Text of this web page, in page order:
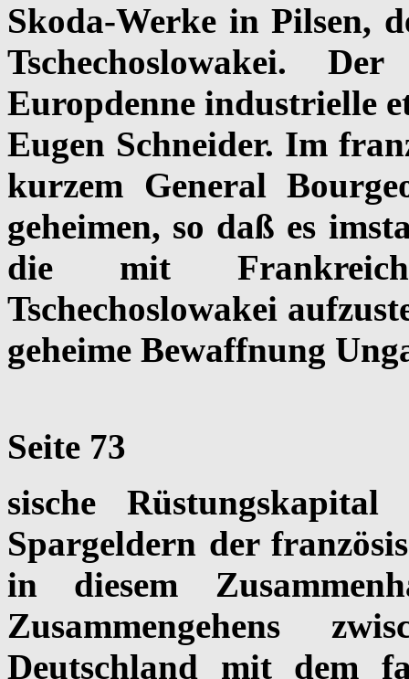
Skoda-Werke in Pilsen,
Tschechoslowakei.
Europdenne industrielle
Eugen Schneider. Im
kurzem General
geheimen, so daß es
die mit Frankreich
Tschechoslowakei
geheime Bewaffnung
Seite 73
sische
Spargeldern der
in diesem
Zusammengehens
Deutschland mit dem